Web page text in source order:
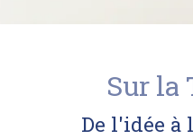
Sur la
De l'idée